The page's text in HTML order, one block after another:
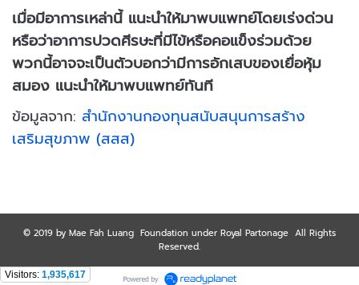
เมื่อมีอาการเหล่านี้ แนะนำให้มาพบแพทย์โดยเร่งด่วน
หรือว่าอาการปวดศีรษะที่มีไข้หรือคอแข็งร่วมด้วย
พวกนี้อาจจะเป็นตัวบอกว่ามีการอักเสบของเยื่อหุ้ม
สมอง แนะนำให้มาพบแพทย์ทันที
ข้อมูลจาก:สำนักงานกองทุนสนับสนุนการสร้าง
เสริมสุขภาพ (สสส)
© 2019 by Mae Fah Luang Foundation under Royal Partonage All Rights
Reserved.
Visitors: 1,935,617